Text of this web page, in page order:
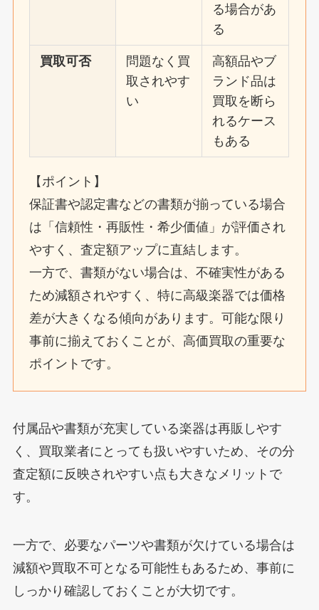
る場合があ
る
買取可否
問題なく買
取されやす
い
高額品やブ
ランド品は
買取を断ら
れるケース
もある
【ポイント】
保証書や認定書などの書類が揃っている場合
は「信頼性・再販性・希少価値」が評価され
やすく、査定額アップに直結します。
一方で、書類がない場合は、不確実性がある
ため減額されやすく、特に高級楽器では価格
差が大きくなる傾向があります。可能な限り
事前に揃えておくことが、高価買取の重要な
ポイントです。
付属品や書類が充実している楽器は再販しやす
く、買取業者にとっても扱いやすいため、その分
査定額に反映されやすい点も大きなメリットで
す。
一方で、必要なパーツや書類が欠けている場合は
減額や買取不可となる可能性もあるため、事前に
しっかり確認しておくことが大切です。